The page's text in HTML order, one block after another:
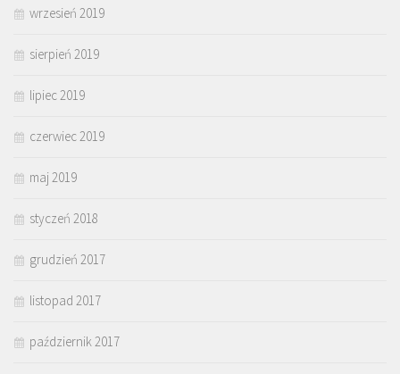
wrzesień 2019
sierpień 2019
lipiec 2019
czerwiec 2019
maj 2019
styczeń 2018
grudzień 2017
listopad 2017
październik 2017